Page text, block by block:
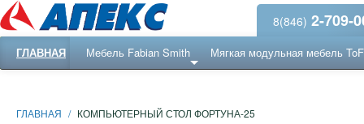
8(846) 2-709-
ГЛАВНАЯ Мебель Fabian Smith Мягкая модульная мебель
ГЛАВНАЯ / КОМПЬЮТЕРНЫЙ СТОЛ ФОРТУНА-25